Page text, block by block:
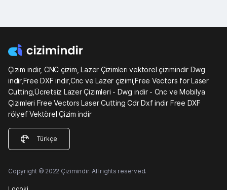
Çizim indir, CNC çizim, Lazer Çizimleri vektörel çizimindir Dwg
indir,Free DXF indir,Cnc ve Lazer çizimi,Free Vectors for Laser
Cutting,Ücretsiz Lazer Çizimleri - Dwg indir - Cnc ve Mobilya
Çizimleri Free Vectors Laser Cutting Cdr Dxf indir Free DXF
rölyef Vektörel Çizim indir
Türkçe
Copyright © 2022 Çizimindir. All rights reserved.